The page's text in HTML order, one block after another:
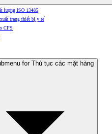
lượng ISO 13485
trang thiết bị y tế
CFS
for Thủ tục các mặt hàng